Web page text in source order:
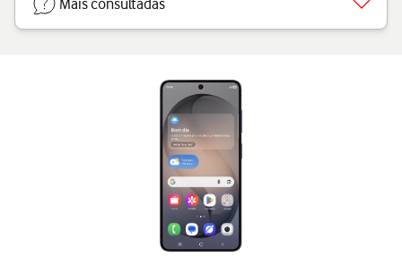
Mais consultadas